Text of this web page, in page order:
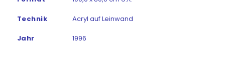
Technik Acryl auf Leinwand
Jahr 1996